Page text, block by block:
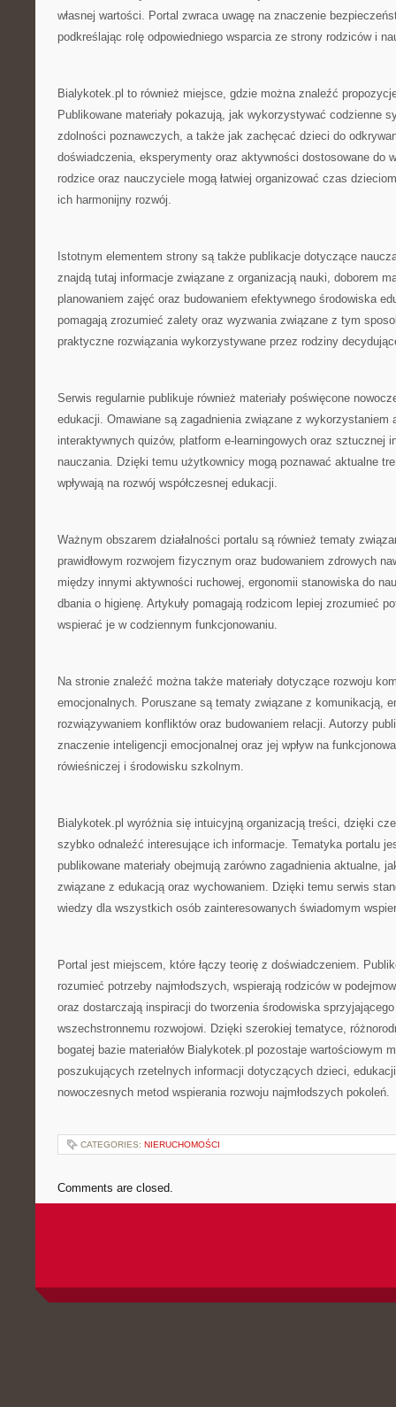
własnej wartości. Portal zwraca uwagę na znaczenie
podkreślając rolę odpowiedniego wsparcia ze strony rodziców i
Bialykotek.pl to również miejsce, gdzie można znaleźć
Publikowane materiały pokazują, jak wykorzystywać codzienne
zdolności poznawczych, a także jak zachęcać dzieci do
doświadczenia, eksperymenty oraz aktywności dostosowane do
rodzice oraz nauczyciele mogą łatwiej organizować czas
ich harmonijny rozwój.
Istotnym elementem strony są także publikacje dotyczące
znajdą tutaj informacje związane z organizacją nauki, doborem
planowaniem zajęć oraz budowaniem efektywnego środowiska
pomagają zrozumieć zalety oraz wyzwania związane z tym
praktyczne rozwiązania wykorzystywane przez rodziny
Serwis regularnie publikuje również materiały poświęcone
edukacji. Omawiane są zagadnienia związane z wykorzystaniem
interaktywnych quizów, platform e-learningowych oraz sztucznej
nauczania. Dzięki temu użytkownicy mogą poznawać aktualne
wpływają na rozwój współczesnej edukacji.
Ważnym obszarem działalności portalu są również tematy
prawidłowym rozwojem fizycznym oraz budowaniem zdrowych
między innymi aktywności ruchowej, ergonomii stanowiska do
dbania o higienę. Artykuły pomagają rodzicom lepiej zrozumieć
wspierać je w codziennym funkcjonowaniu.
Na stronie znaleźć można także materiały dotyczące rozwoju
emocjonalnych. Poruszane są tematy związane z komunikacją,
rozwiązywaniem konfliktów oraz budowaniem relacji. Autorzy
znaczenie inteligencji emocjonalnej oraz jej wpływ na
rówieśniczej i środowisku szkolnym.
Bialykotek.pl wyróżnia się intuicyjną organizacją treści, dzięki
szybko odnaleźć interesujące ich informacje. Tematyka portalu
publikowane materiały obejmują zarówno zagadnienia aktualne,
związane z edukacją oraz wychowaniem. Dzięki temu serwis
wiedzy dla wszystkich osób zainteresowanych świadomym
Portal jest miejscem, które łączy teorię z doświadczeniem.
rozumieć potrzeby najmłodszych, wspierają rodziców w
oraz dostarczają inspiracji do tworzenia środowiska
wszechstronnemu rozwojowi. Dzięki szerokiej tematyce,
bogatej bazie materiałów Bialykotek.pl pozostaje wartościowym
poszukujących rzetelnych informacji dotyczących dzieci,
nowoczesnych metod wspierania rozwoju najmłodszych pokoleń.
CATEGORIES: NIERUCHOMOŚCI
Comments are closed.